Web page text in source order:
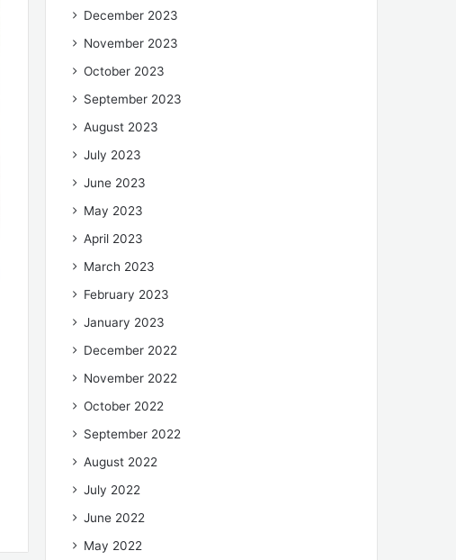
December 2023
November 2023
October 2023
September 2023
August 2023
July 2023
June 2023
May 2023
April 2023
March 2023
February 2023
January 2023
December 2022
November 2022
October 2022
September 2022
August 2022
July 2022
June 2022
May 2022